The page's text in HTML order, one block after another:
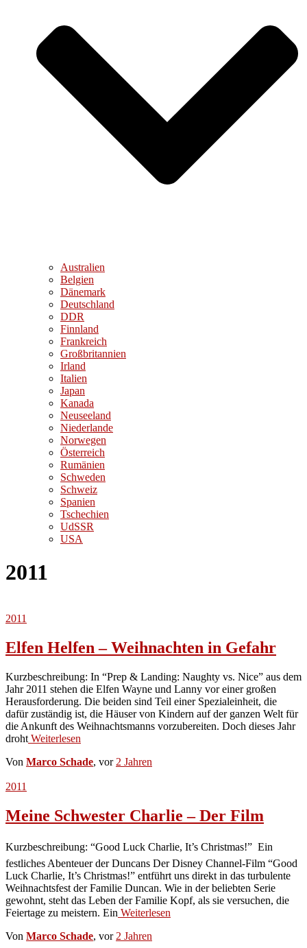
Australien
Belgien
Dänemark
Deutschland
DDR
Finnland
Frankreich
Großbritannien
Irland
Italien
Japan
Kanada
Neuseeland
Niederlande
Norwegen
Österreich
Rumänien
Schweden
Schweiz
Spanien
Tschechien
UdSSR
USA
2011
2011
Elfen Helfen – Weihnachten in Gefahr
Kurzbeschreibung: In “Prep & Landing: Naughty vs. Nice” aus dem
Jahr 2011 stehen die Elfen Wayne und Lanny vor einer großen
Herausforderung. Die beiden sind Teil einer Spezialeinheit, die
dafür zuständig ist, die Häuser von Kindern auf der ganzen Welt für
die Ankunft des Weihnachtsmanns vorzubereiten. Doch dieses Jahr
droht Weiterlesen
Von Marco Schade, vor 2 Jahren
2011
Meine Schwester Charlie – Der Film
Kurzbeschreibung: “Good Luck Charlie, It’s Christmas!”  Ein
festliches Abenteuer der Duncans Der Disney Channel-Film “Good
Luck Charlie, It’s Christmas!” entführt uns direkt in das turbulente
Weihnachtsfest der Familie Duncan. Wie in der beliebten Serie
gewohnt, steht das Leben der Familie Kopf, als sie versuchen, die
Feiertage zu meistern. Ein Weiterlesen
Von Marco Schade, vor 2 Jahren